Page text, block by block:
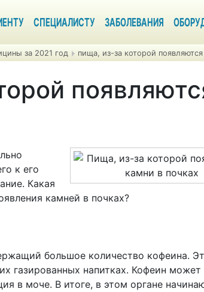
СПЕЦИАЛИСТУ ЗАБОЛЕВАНИЯ
за 2021 год пища, из-за которой
к его
Какая
камней в почках?
большое количество кофеина.
газированных напитках. Кофеин может
в моче. В итоге, в этом органе